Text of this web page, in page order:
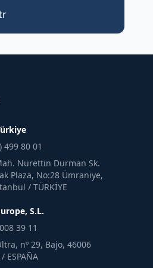
499 80 01
Nurettin Durman Sk.
Plaza, No:28 Ümraniye,
/ TÜRKİYE
S.L.
39 11
nº 29, Bajo, 46006
ESPAÑA